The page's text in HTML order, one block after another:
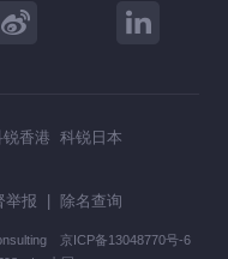
锐香港 科锐日本
举报 除名查询
京ICP备13048770号-6